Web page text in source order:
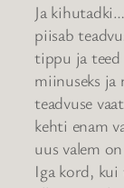
Ja
piisab
tippu ja teed
miinuseks ja
teadvuse
kehti enam
uus valem
Iga kord, kui